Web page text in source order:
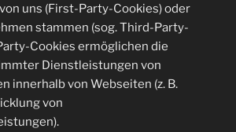
uns (First-Party-Cookies) oder
stammen (sog. Third-Party-
Cookies ermöglichen die
Dienstleistungen von
innerhalb von Webseiten (z. B.
von